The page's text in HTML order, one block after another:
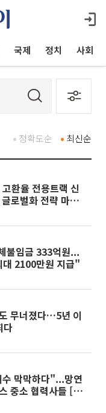
국제 정치 사회
최신순
정확도순
환율 전용트랙 신
로벌화 전략 마련
불임금 333억원...
2100만원 지급"
무너졌다…5년 이
다
막막하다"...망연
중소 협력사들 [문